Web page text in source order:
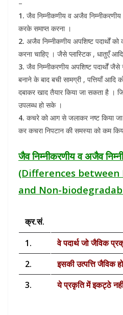
–
1. जैव निम्नीकणीय व अजैव
करके समाप्त करना ।
2. अजैव निम्नीकणीय अपशिष्ट पदार्थों
करना चाहिए । जैसे प्लास्टिक , धातुएँ
3. जैव निम्नीकरणीय अपशिष्ट पदार्थों जैसे
बनाने के बाद बची सामग्री , पत्तियाँ
दबाकर खाद तैयार किया जा सकता है ।
उपलब्ध हो सके ।
4. कचरे को आग से जलाकर नष्ट किया जा
कर कचरा निपटान की समस्या को कम
जैव निम्नीकरणीय व अजैव
(Differences
and Non-
क्र.सं.
1.
वे पदार्थ जो जैविक
2.
इसकी उत्पत्ति जैविक
3.
ये प्रकृति में इकट्ठे